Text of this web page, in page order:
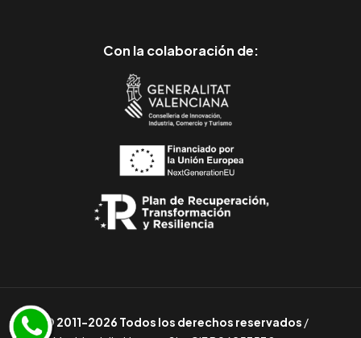
Con la colaboración de:
© 2011-2026 Todos los derechos reservados /